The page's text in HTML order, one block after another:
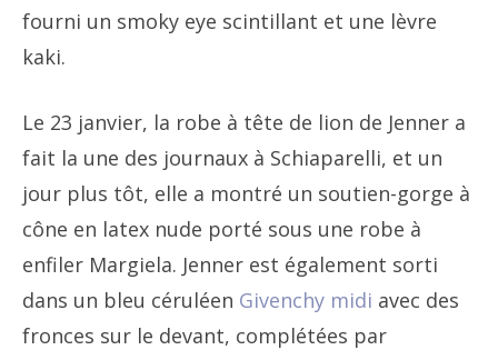
fourni un smoky eye scintillant et une lèvre
kaki.
Le 23 janvier, la robe à tête de lion de Jenner a
fait la une des journaux à Schiaparelli, et un
jour plus tôt, elle a montré un soutien-gorge à
cône en latex nude porté sous une robe à
enfiler Margiela. Jenner est également sorti
dans un bleu céruléen Givenchy midi avec des
fronces sur le devant, complétées par